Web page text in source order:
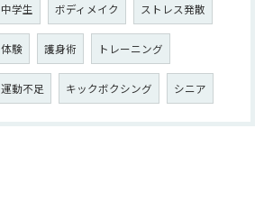
中学生 ボディメイク ストレス発散
体験 護身術 トレーニング
運動不足 キックボクシング シニア